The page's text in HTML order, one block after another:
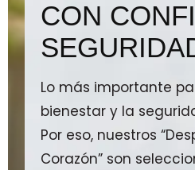
CON
Lo más importante
bienestar y la
Por eso, nuestros
Corazón” son